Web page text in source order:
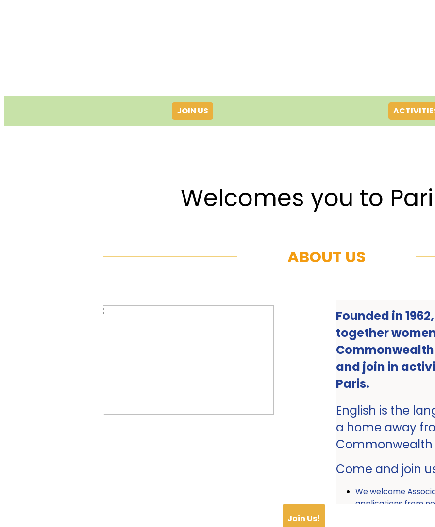
JOIN US
Welcomes you to
ABOUT US
Founded in
together
and join in
Paris.
English is the
a home away
Come and join
We welcome
applications from
Join Us!